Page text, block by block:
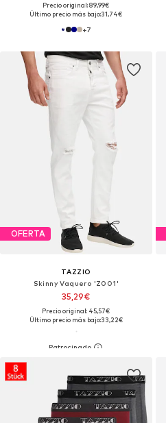
Precio original: 89,99€
Último precio más bajo:31,74€
+7
OFERTA
TAZZIO
Skinny Vaquero 'Z001'
35,29€
Precio original: 45,57€
Último precio más bajo:33,22€